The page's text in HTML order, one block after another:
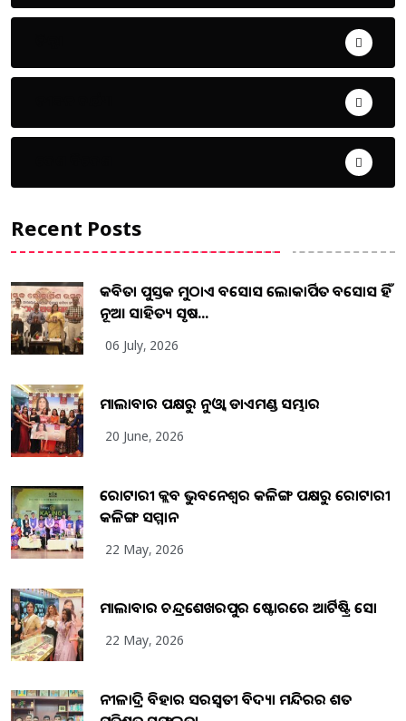
Recent Posts
କବିତା ପୁସ୍ତକ ମୁଠାଏ ଅବସୋସ ଲୋକାର୍ପିତ ଅବସୋସ ହିଁ
ନୂଆ ସାହିତ୍ୟ ସୃଷ...
06 July, 2026
ମାଲାବାର ପକ୍ଷରୁ ନୁଓ୍ବା ଡାଏମଣ୍ଡ ସମ୍ଭାର
20 June, 2026
ରୋଟାରୀ କ୍ଲବ ଭୁବନେଶ୍ୱର କଳିଙ୍ଗ ପକ୍ଷରୁ ରୋଟାରୀ
କଳିଙ୍ଗ ସମ୍ମାନ
22 May, 2026
ମାଲାବାର ଚନ୍ଦ୍ରଶେଖରପୁର ଷ୍ଟୋରରେ ଆର୍ଟିଷ୍ଟ୍ରି ସୋ
22 May, 2026
ନୀଳାଦ୍ରି ବିହାର ସରସ୍ୱତୀ ବିଦ୍ୟା ମନ୍ଦିରର ଶତ